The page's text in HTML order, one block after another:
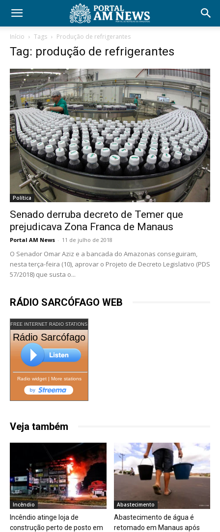
Início Tags Produção de refrigerantes
Tag: produção de refrigerantes
Política
Senado derruba decreto de Temer que
prejudicava Zona Franca de Manaus
Portal AM News - 11 de julho de 2018
O Senador Omar Aziz e a bancada do Amazonas conseguiram,
nesta terça-feira (10), aprovar o Projeto de Decreto Legislativo (PDS
57/2018) que susta o...
RÁDIO SARCÓFAGO WEB
FREE INTERNET RADIO STATIONS
Rádio Sarcófago
Radio widget| More stations
Veja também
Incêndio
Incêndio atinge loja de
construção perto de posto em
Abastecimento
Abastecimento de água é
retomado em Manaus após